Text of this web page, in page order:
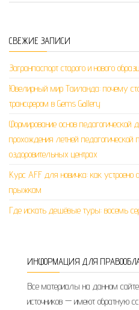
СВЕЖИЕ ЗАПИСИ
Загранпаспорт старого и нового
Ювелирный мир Таиланда: почему
трансфером в Gems Gallery
Формирование основ педагогической
прохождения летней педагогической
оздоровительных центрах
Курс AFF для новичка: как устроено
прыжкам
Где искать дешёвые туры: восемь
ИНФОРМАЦИЯ ДЛЯ
Все материалы на данном
источников — имеют обратную